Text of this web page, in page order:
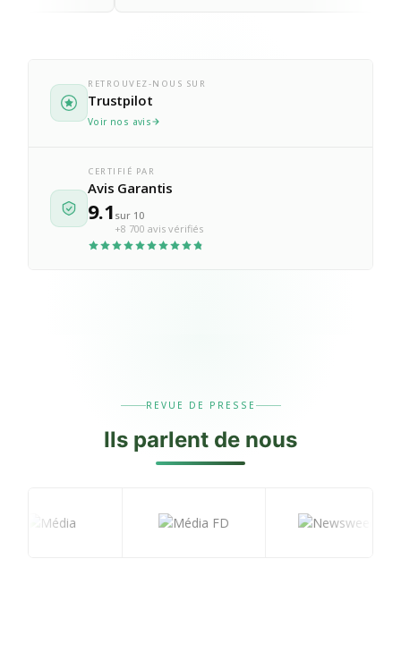
RETROUVEZ-NOUS SUR
Trustpilot
Voir nos avis
CERTIFIÉ PAR
Avis Garantis
9.1 sur 10
+8 700 avis vérifiés
REVUE DE PRESSE
Ils parlent de nous